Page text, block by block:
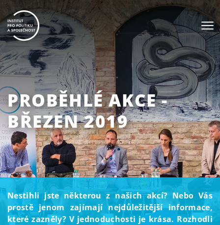
PROBĚHLÉ AKCE -
BŘEZEN 2019
Nestihli jste některou z našich akcí? Nebo Vás
prostě jenom zajímají nejdůležitější informace,
které zazněly? V jednoduchosti je krása. Rozhodli